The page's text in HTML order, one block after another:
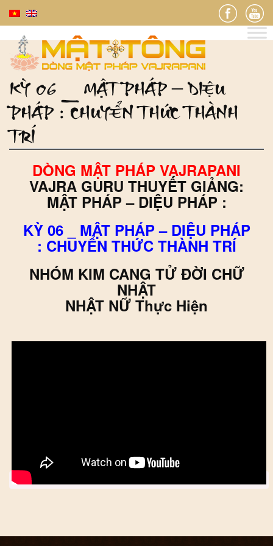
KỲ 06 _ MẬT PHÁP – DIỆU
PHÁP : CHUYỂN THỨC THÀNH
TRÍ
DÒNG MẬT PHÁP VAJRAPANI
VAJRA GURU THUYẾT GIẢNG:
MẬT PHÁP – DIỆU PHÁP :
KỲ 06 _ MẬT PHÁP – DIỆU PHÁP
: CHUYỂN THỨC THÀNH TRÍ
NHÓM KIM CANG TỬ ĐỜI CHỮ
NHẬT
NHẬT NỮ Thực Hiện